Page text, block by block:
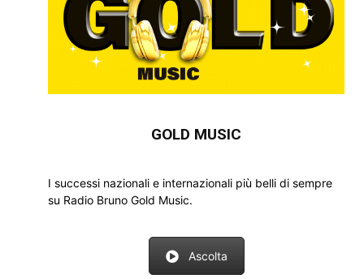
GOLD MUSIC
I successi nazionali e internazionali più belli di sempre
su Radio Bruno Gold Music.
Ascolta